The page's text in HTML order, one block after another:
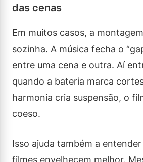
das cenas
Em muitos casos, a
sozinha. A música fecha o
entre uma cena e outra. Aí
quando a bateria marca
harmonia cria suspensão, o
coeso.
Isso ajuda também a
filmes envelhecem melhor.